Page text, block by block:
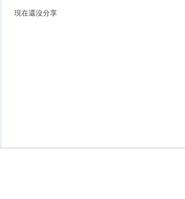
現在還沒分享